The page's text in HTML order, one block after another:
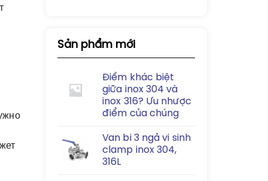
Sản phẩm mới
Điểm khác biệt
giữa inox 304 và
inox 316? Ưu nhược
điểm của chúng
Van bi 3 ngả vi sinh
clamp inox 304,
316L